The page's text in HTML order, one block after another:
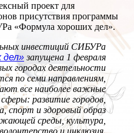
проект для
присутствия программы
«Формула хороших дел».
инвестиций СИБУРа
дел» запущена 1 февраля
городах деятельности
по семи направлениям,
все наиболее важные
развитие городов,
спорт и здоровый образ
среды, культура,